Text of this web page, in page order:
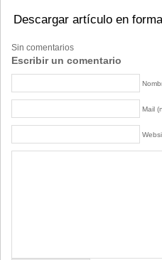
Descargar artículo en
Sin comentarios
Escribir un comentario
Mail